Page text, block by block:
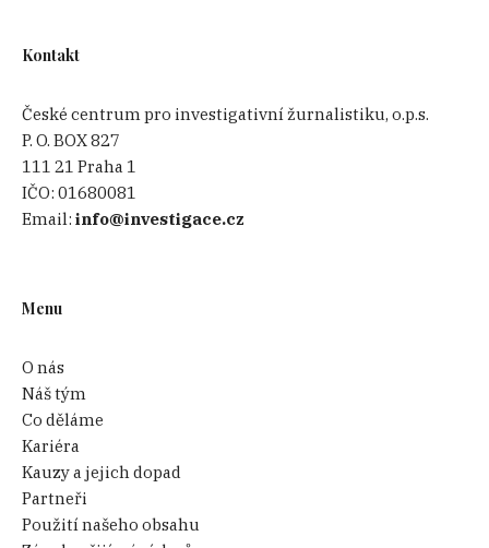
Kontakt
České centrum pro investigativní žurnalistiku, o.p.s.
P. O. BOX 827
111 21 Praha 1
IČO:01680081
Email:info@investigace.cz
Menu
O nás
Náš tým
Co děláme
Kariéra
Kauzy a jejich dopad
Partneři
Použití našeho obsahu